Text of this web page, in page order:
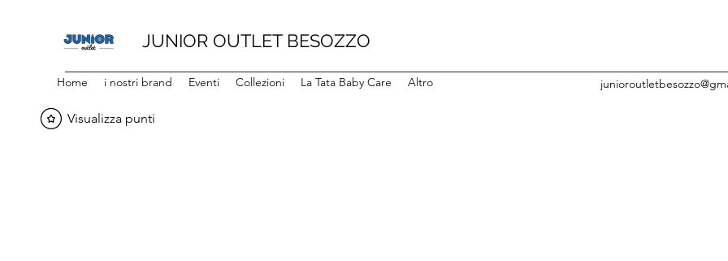
JUNIOR OUTLET BESOZZO
Home i nostri brand Eventi Collezioni La Tata Baby Care Altro
Visualizza punti